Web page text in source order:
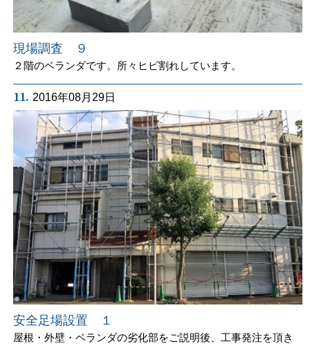
現場調査 ９
２階のベランダです。所々ヒビ割れしています。
11. 2016年08月29日
安全足場設置 １
屋根・外壁・ベランダの劣化部をご説明後、工事発注を頂き